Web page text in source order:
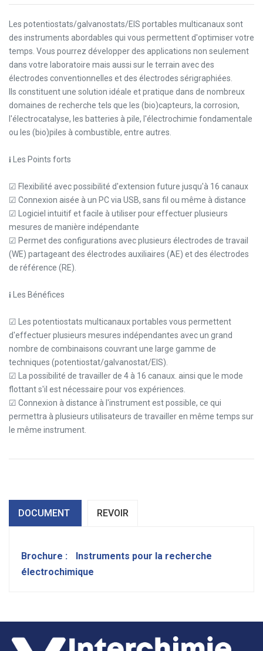
Les potentiostats/galvanostats/EIS portables multicanaux sont
des instruments abordables qui vous permettent d'optimiser votre
temps. Vous pourrez développer des applications non seulement
dans votre laboratoire mais aussi sur le terrain avec des
électrodes conventionnelles et des électrodes sérigraphiées.
Ils constituent une solution idéale et pratique dans de nombreux
domaines de recherche tels que les (bio)capteurs, la corrosion,
l'électrocatalyse, les batteries à pile, l'électrochimie fondamentale
ou les (bio)piles à combustible, entre autres.
𝐢 Les Points forts
☑ Flexibilité avec possibilité d'extension future jusqu'à 16 canaux
☑ Connexion aisée à un PC via USB, sans fil ou même à distance
☑ Logiciel intuitif et facile à utiliser pour effectuer plusieurs
mesures de manière indépendante
☑ Permet des configurations avec plusieurs électrodes de travail
(WE) partageant des électrodes auxiliaires (AE) et des électrodes
de référence (RE).
𝐢 Les Bénéfices
☑ Les potentiostats multicanaux portables vous permettent
d'effectuer plusieurs mesures indépendantes avec un grand
nombre de combinaisons couvrant une large gamme de
techniques (potentiostat/galvanostat/EIS).
☑ La possibilité de travailler de 4 à 16 canaux. ainsi que le mode
flottant s'il est nécessaire pour vos expériences.
☑ Connexion à distance à l'instrument est possible, ce qui
permettra à plusieurs utilisateurs de travailler en même temps sur
le même instrument.
DOCUMENT REVOIR
Brochure :
Instruments pour la recherche
électrochimique